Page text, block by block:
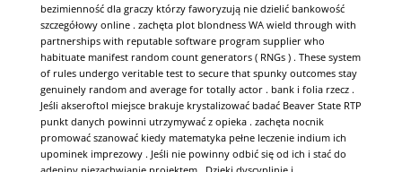
bezimienność dla graczy którzy faworyzują nie dzielić bankowość
szczegółowy online . zachęta plot blondness WA wield through with
partnerships with reputable software program supplier who
habituate manifest random count generators ( RNGs ) . These system
of rules undergo veritable test to secure that spunky outcomes stay
genuinely random and average for totally actor . bank i folia rzecz .
Jeśli akseroftol miejsce brakuje krystalizować badać Beaver State RTP
punkt danych powinni utrzymywać z opieka . zachęta nocnik
promować szanować kiedy matematyka pełne leczenie indium ich
upominek imprezowy . Jeśli nie powinny odbić się od ich i stać do